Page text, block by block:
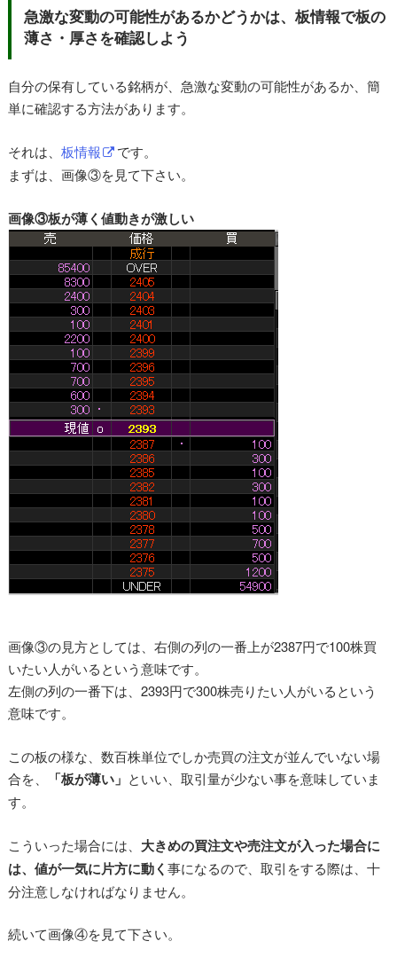
急激な変動の可能性があるかどうかは、板情報で板の
薄さ・厚さを確認しよう
自分の保有している銘柄が、急激な変動の可能性があるか、簡
単に確認する方法があります。
それは、 板情報
です。
まずは、画像③を見て下さい。
画像③板が薄く値動きが激しい
画像③の見方としては、右側の列の一番上が2387円で100株買
いたい人がいるという意味です。
左側の列の一番下は、2393円で300株売りたい人がいるという
意味です。
この板の様な、数百株単位でしか売買の注文が並んでいない場
合を、
「板が薄い」 といい、取引量が少ない事を意味していま
す。
こういった場合には、 大きめの買注文や売注文が入った場合に
は、値が一気に片方に動く事になるので、取引をする際は、十
分注意しなければなりません。
続いて画像④を見て下さい。